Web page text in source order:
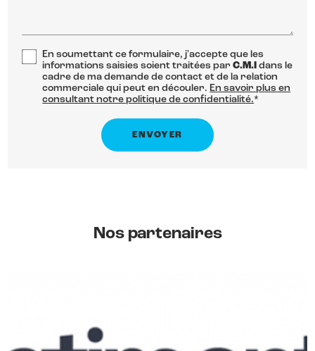
En soumettant ce formulaire, j'accepte que les
informations saisies soient traitées parC.M.I dans le
cadre de ma demande de contact et de la relation
commerciale qui peut en découler. En savoir plus en
consultant notre politique de confidentialité.*
Nos partenaires